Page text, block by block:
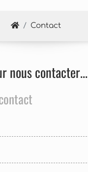
Contact
nous contacter...